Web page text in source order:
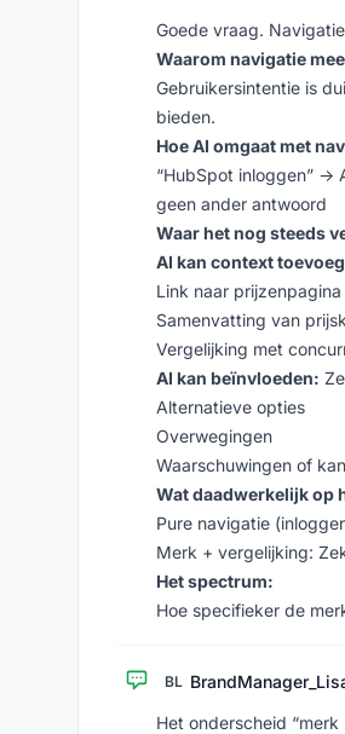
Goede vraag.
Waarom navigatie
Gebruikersintentie is
bieden.
Hoe AI omgaat met
“HubSpot inloggen” →
geen ander antwoord
Waar het nog steeds
AI kan context
Link naar
Samenvatting van
Vergelijking met
AI kan beïnvloeden:
Alternatieve opties
Overwegingen
Waarschuwingen of
Wat daadwerkelijk op
Pure navigatie
Merk + vergelijking:
Het spectrum:
Hoe specifieker de
BL
Het onderscheid